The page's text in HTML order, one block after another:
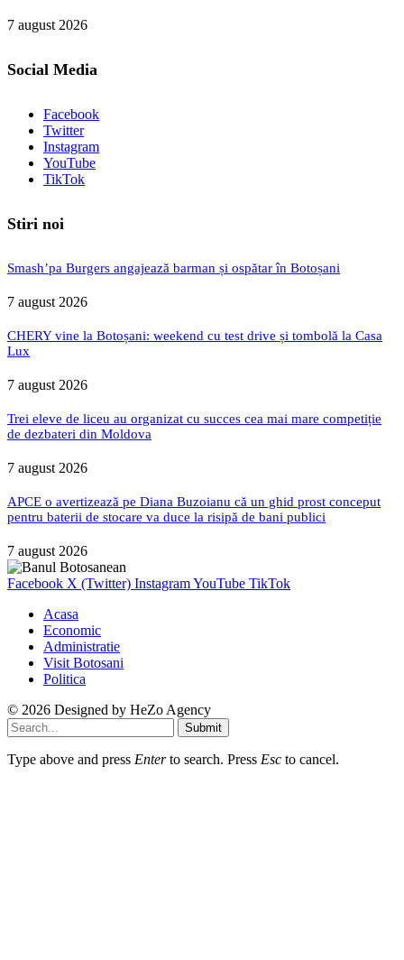
7 august 2026
Social Media
Facebook
Twitter
Instagram
YouTube
TikTok
Stiri noi
Smash’pa Burgers angajează barman și ospătar în Botoșani
7 august 2026
CHERY vine la Botoșani: weekend cu test drive și tombolă la Casa
Lux
7 august 2026
Trei eleve de liceu au organizat cu succes cea mai mare competiție
de dezbateri din Moldova
7 august 2026
APCE o avertizează pe Diana Buzoianu că un ghid prost conceput
pentru baterii de stocare va duce la risipă de bani publici
7 august 2026
Facebook X (Twitter) InstagramYouTube TikTok
Acasa
Economic
Administratie
Visit Botosani
Politica
© 2026 Designed by HeZo Agency
Submit
Type above and press Enterto search. Press Esc to cancel.